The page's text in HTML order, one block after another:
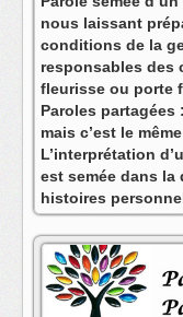
nous laissant
conditions de la
responsables des
fleurisse ou porte
Paroles
mais c’est le
L’interprétation
est semée dans
histoires
Comme le
pourtant traversé
service à rendre
de salut : dans
chacun voudrait